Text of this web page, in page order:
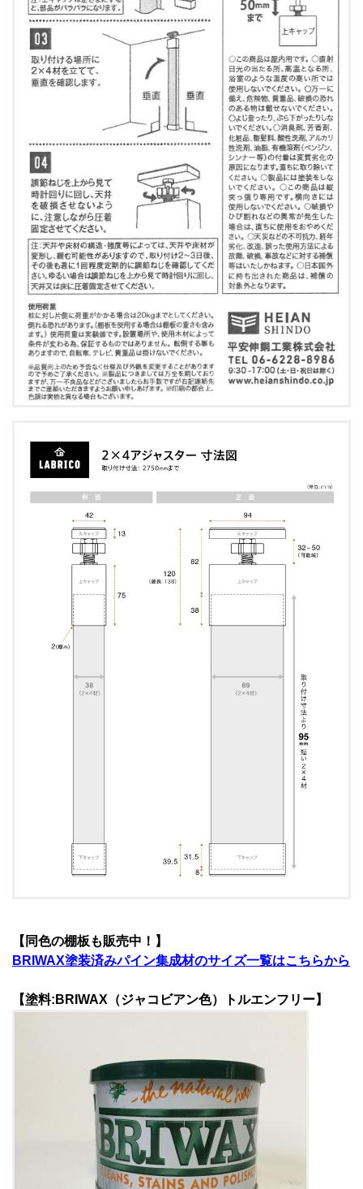
【同色の棚板も販売中！】
BRIWAX塗装済みパイン集成材のサイズ一覧はこちらから
【塗料:BRIWAX（ジャコビアン色）トルエンフリー】